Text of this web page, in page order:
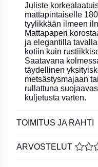
Juliste
mattapintaiselle
tyylikkään ilmeen
Mattapaperi
ja elegantilla
kotiin kuin
Saatavana
täydellinen
metsästysmajaan
rullattuna
kuljetusta varten.
TOIMITUS JA RAHTI
ARVOSTELUT